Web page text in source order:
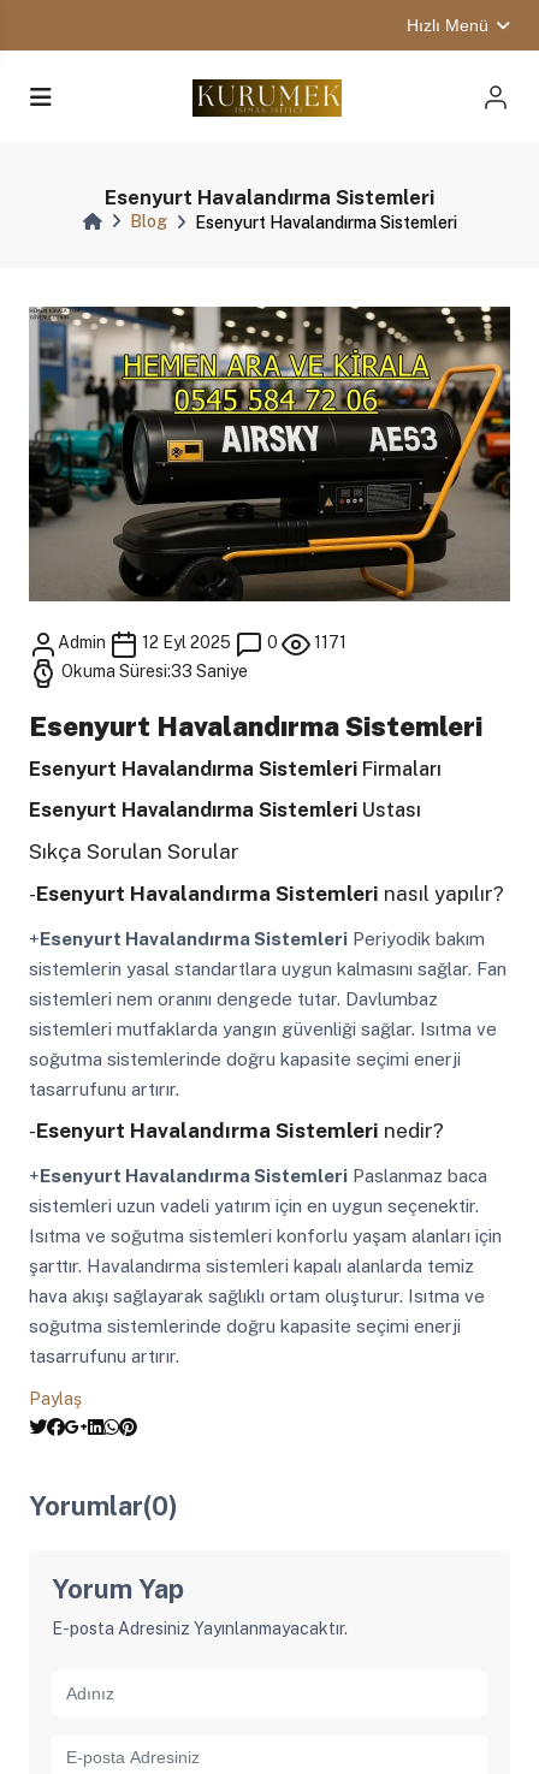
Hızlı Menü
Esenyurt Havalandırma Sistemleri
Blog Esenyurt Havalandırma Sistemleri
Admin 12 Eyl 2025 0
1171
Okuma Süresi:33 Saniye
Esenyurt Havalandırma Sistemleri
Esenyurt Havalandırma SistemleriFirmaları
Esenyurt Havalandırma SistemleriUstası
Sıkça Sorulan Sorular
-Esenyurt Havalandırma Sistemleri nasıl yapılır?
+Esenyurt Havalandırma SistemleriPeriyodik bakım
sistemlerin yasal standartlara uygun kalmasını sağlar. Fan
sistemleri nem oranını dengede tutar. Davlumbaz
sistemleri mutfaklarda yangın güvenliği sağlar. Isıtma ve
soğutma sistemlerinde doğru kapasite seçimi enerji
tasarrufunu artırır.
-Esenyurt Havalandırma Sistemleri nedir?
+ Esenyurt Havalandırma SistemleriPaslanmaz baca
sistemleri uzun vadeli yatırım için en uygun seçenektir.
Isıtma ve soğutma sistemleri konforlu yaşam alanları için
şarttır. Havalandırma sistemleri kapalı alanlarda temiz
hava akışı sağlayarak sağlıklı ortam oluşturur. Isıtma ve
soğutma sistemlerinde doğru kapasite seçimi enerji
tasarrufunu artırır.
Paylaş
Yorumlar(0)
Yorum Yap
E-posta Adresiniz Yayınlanmayacaktır.